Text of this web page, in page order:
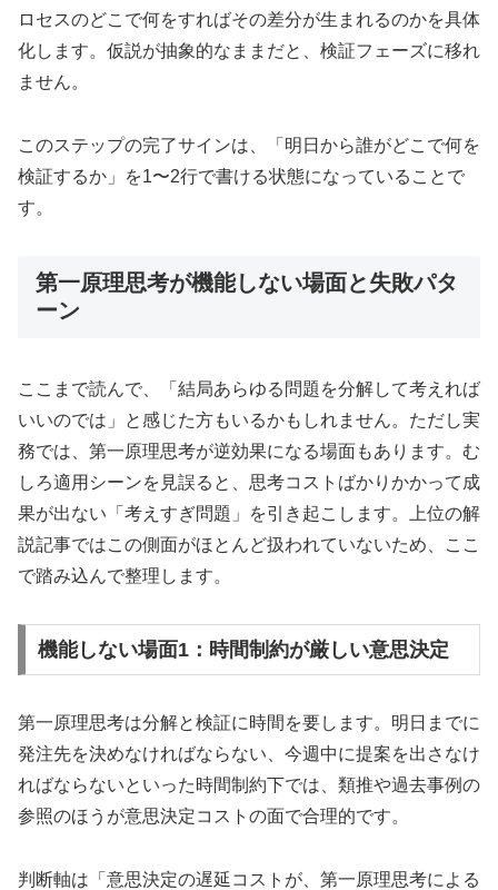
ロセスのどこで何をすればその差分が生まれるのかを具体
化します。仮説が抽象的なままだと、検証フェーズに移れ
ません。
このステップの完了サインは、「明日から誰がどこで何を
検証するか」を1〜2行で書ける状態になっていることで
す。
第一原理思考が機能しない場面と失敗パタ
ーン
ここまで読んで、「結局あらゆる問題を分解して考えれば
いいのでは」と感じた方もいるかもしれません。ただし実
務では、第一原理思考が逆効果になる場面もあります。む
しろ適用シーンを見誤ると、思考コストばかりかかって成
果が出ない「考えすぎ問題」を引き起こします。上位の解
説記事ではこの側面がほとんど扱われていないため、ここ
で踏み込んで整理します。
機能しない場面1：時間制約が厳しい意思決定
第一原理思考は分解と検証に時間を要します。明日までに
発注先を決めなければならない、今週中に提案を出さなけ
ればならないといった時間制約下では、類推や過去事例の
参照のほうが意思決定コストの面で合理的です。
判断軸は「意思決定の遅延コストが、第一原理思考による